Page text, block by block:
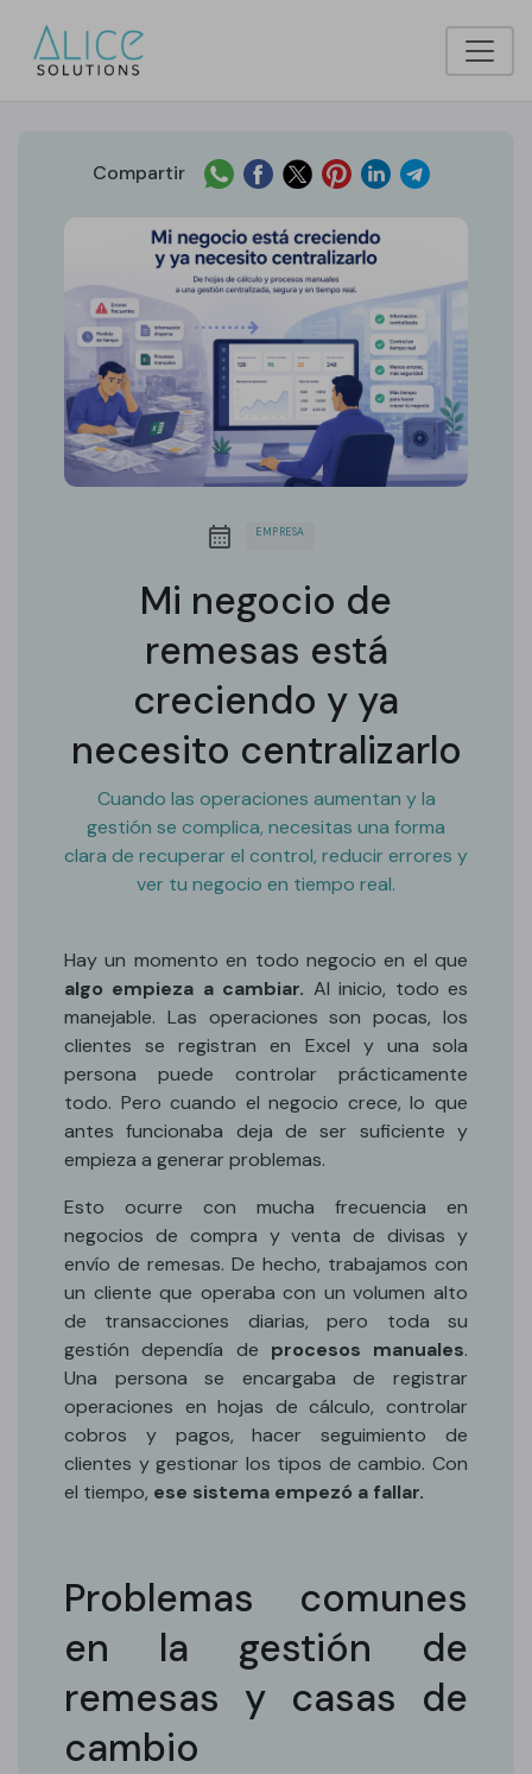
Compartir
EMPRESA
Mi negocio de
remesas está
creciendo y ya
necesito centralizarlo
Cuando las operaciones aumentan y la
gestión se complica, necesitas una forma
clara de recuperar el control, reducir errores y
ver tu negocio en tiempo real.
Hay un momento en todo negocio en el que
algo empieza a cambiar. Al inicio, todo es
manejable. Las operaciones son pocas, los
clientes se registran en Excel y una sola
persona puede controlar prácticamente
todo. Pero cuando el negocio crece, lo que
antes funcionaba deja de ser suficiente y
empieza a generar problemas.
Esto ocurre con mucha frecuencia en
negocios de compra y venta de divisas y
envío de remesas. De hecho, trabajamos con
un cliente que operaba con un volumen alto
de transacciones diarias, pero toda su
gestión dependía de procesos manuales.
Una persona se encargaba de registrar
operaciones en hojas de cálculo, controlar
cobros y pagos, hacer seguimiento de
clientes y gestionar los tipos de cambio. Con
el tiempo, ese sistema empezó a fallar.
Problemas comunes
en la gestión de
remesas y casas de
cambio